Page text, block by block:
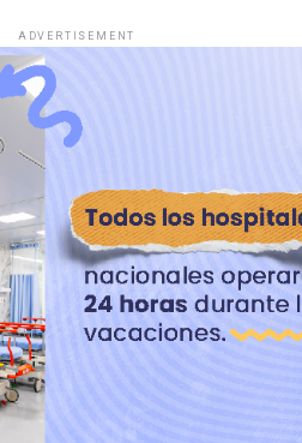
ADVERTISEMENT